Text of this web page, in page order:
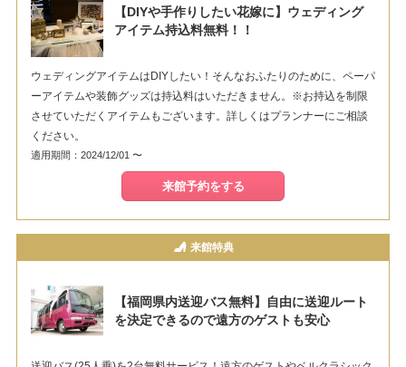
【DIYや手作りしたい花嫁に】ウェディング
アイテム持込料無料！！
ウェディングアイテムはDIYしたい！そんなおふたりのために、ペーパ
ーアイテムや装飾グッズは持込料はいただきません。※お持込を制限
させていただくアイテムもございます。詳しくはプランナーにご相談
ください。
適用期間：2024/12/01 〜
来館予約をする
来館特典
【福岡県内送迎バス無料】自由に送迎ルート
を決定できるので遠方のゲストも安心